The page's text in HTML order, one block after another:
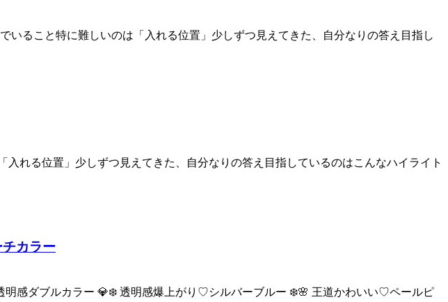
ること特に難しいのは「入れる位置」少しずつ見えてきた、自分なりの答え目指し
れる位置」少しずつ見えてきた、自分なりの答え目指しているのはこんなハイライト
カラー
感ダブルカラー 💎❄️ 透明感爆上がり♡シルバーブルー ❄️🌸 王道かわいい♡ペールピ